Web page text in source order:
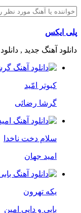
پلی ایکس
دانلود آهنگ جدید ,
کبوتر امّید
گرشا رضائی
سلام دخت ناخدا
امید جهان
یکه تهرون
بابی و دایی امین